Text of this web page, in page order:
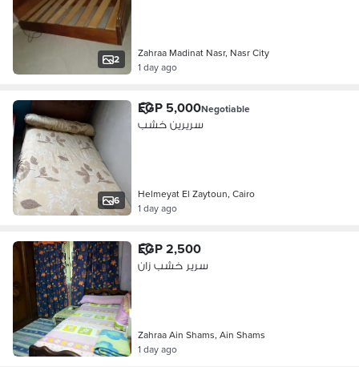
2
Zahraa Madinat Nasr, Nasr City
1 day ago
6
EGP 5,000Negotiable
سريرين خشب
Helmeyat El Zaytoun, Cairo
1 day ago
EGP 2,500
سرير خشب زان
Zahraa Ain Shams, Ain Shams
1 day ago